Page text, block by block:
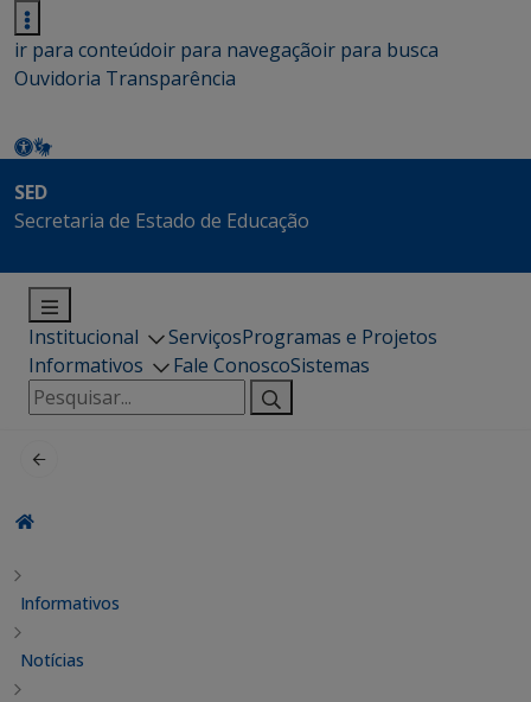
ir para conteúdoir para navegaçãoir para busca
Ouvidoria Transparência
SED
Secretaria de Estado de Educação
Institucional ServiçosProgramas e Projetos
Informativos
Fale ConoscoSistemas
Pesquisar
por:
Informativos
Notícias